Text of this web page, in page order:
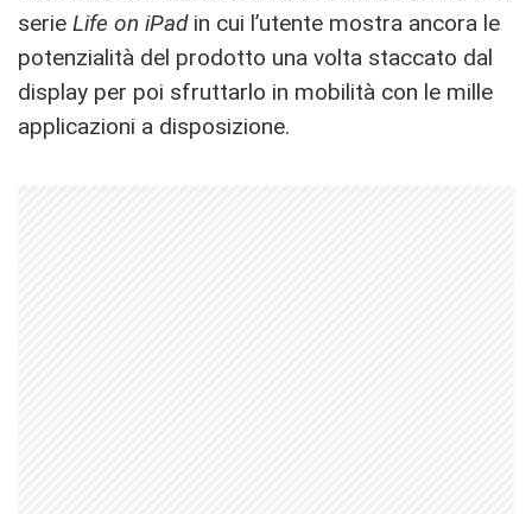
serie Life on iPad in cui l’utente mostra ancora le
potenzialità del prodotto una volta staccato dal
display per poi sfruttarlo in mobilità con le mille
applicazioni a disposizione.